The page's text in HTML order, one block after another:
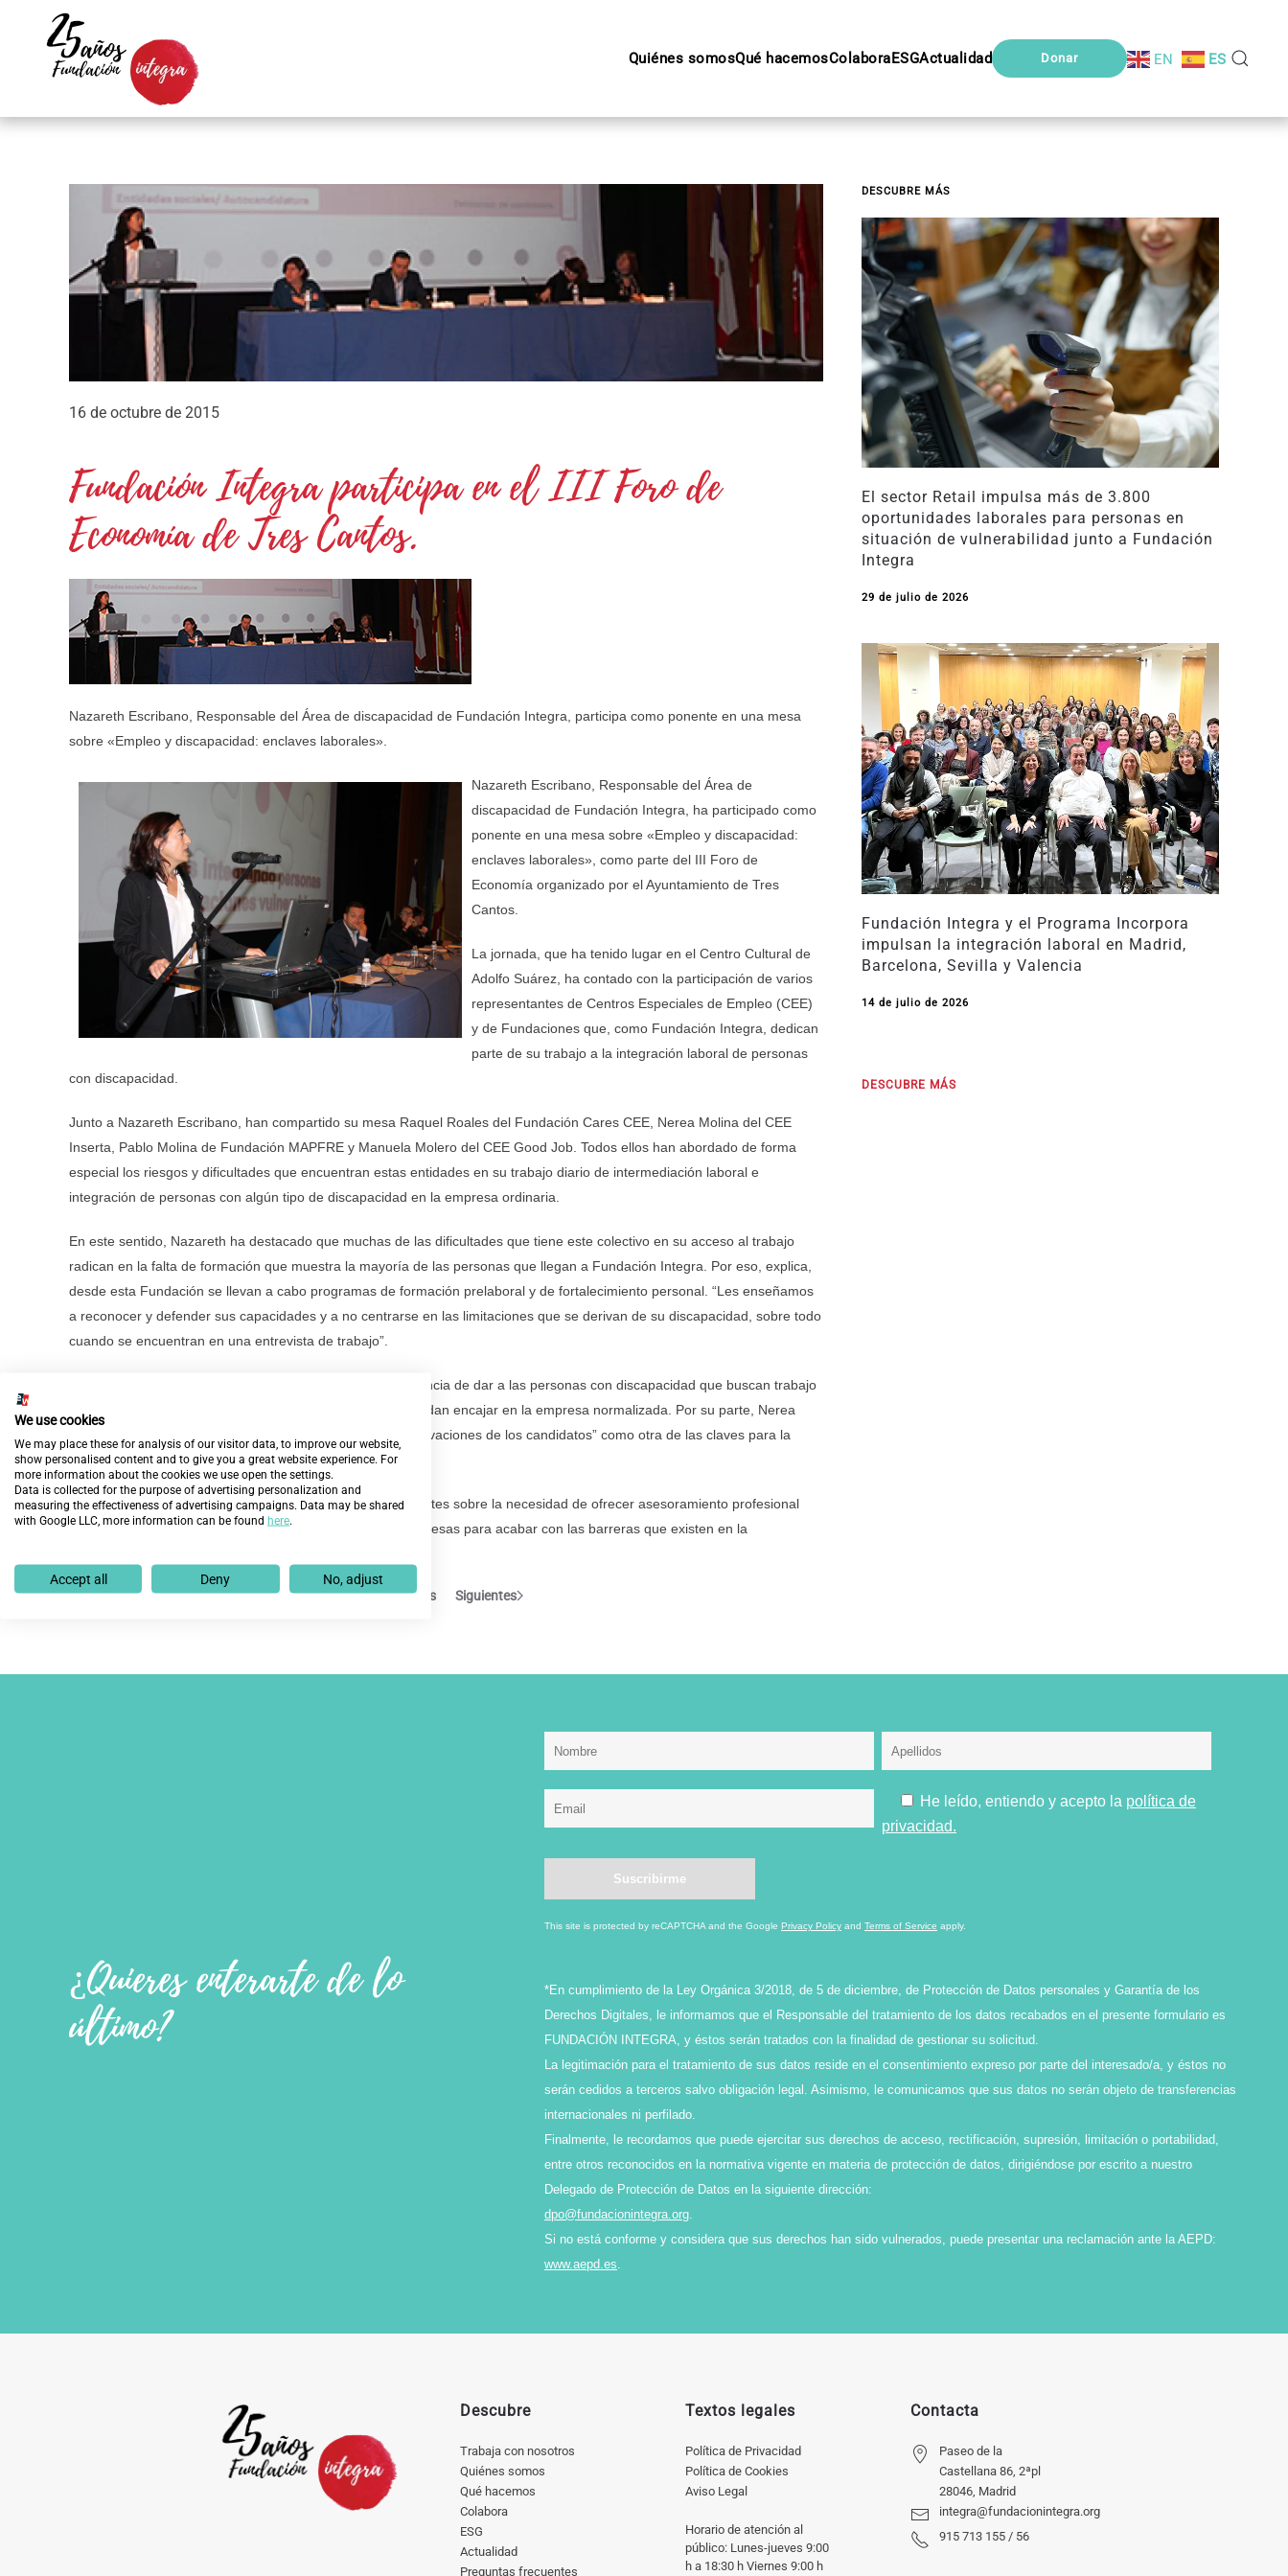
Skip to main content
Quiénes somosQué hacemosColaboraESGActualidad Donar EN ES
16 de octubre de 2015
Fundación Integra participa en el III Foro de
Economía de Tres Cantos.
Nazareth Escribano, Responsable del Área de discapacidad de Fundación Integra, participa como ponente en una mesa
sobre «Empleo y discapacidad: enclaves laborales».
Nazareth Escribano, Responsable del Área de
discapacidad de Fundación Integra, ha participado como
ponente en una mesa sobre «Empleo y discapacidad:
enclaves laborales», como parte del III Foro de
Economía organizado por el Ayuntamiento de Tres
Cantos.
La jornada, que ha tenido lugar en el Centro Cultural de
Adolfo Suárez, ha contado con la participación de varios
representantes de Centros Especiales de Empleo (CEE)
y de Fundaciones que, como Fundación Integra, dedican
parte de su trabajo a la integración laboral de personas
con discapacidad.
Junto a Nazareth Escribano, han compartido su mesa Raquel Roales del Fundación Cares CEE, Nerea Molina del CEE
Inserta, Pablo Molina de Fundación MAPFRE y Manuela Molero del CEE Good Job. Todos ellos han abordado de forma
especial los riesgos y dificultades que encuentran estas entidades en su trabajo diario de intermediación laboral e
integración de personas con algún tipo de discapacidad en la empresa ordinaria.
En este sentido, Nazareth ha destacado que muchas de las dificultades que tiene este colectivo en su acceso al trabajo
radican en la falta de formación que muestra la mayoría de las personas que llegan a Fundación Integra. Por eso, explica,
desde esta Fundación se llevan a cabo programas de formación prelaboral y de fortalecimiento personal. “Les enseñamos
a reconocer y defender sus capacidades y a no centrarse en las limitaciones que se derivan de su discapacidad, sobre todo
cuando se encuentran en una entrevista de trabajo”.
En la misma línea, Raquel Roales ha subrayado la importancia de dar a las personas con discapacidad que buscan trabajo
“las habilidades competentes y competitivas” para que puedan encajar en la empresa normalizada. Por su parte, Nerea
Molina ha identificado “la atención a las preferencias y motivaciones de los candidatos” como otra de las claves para la
integración real en la empresa.
La jornada ha concluido con un debate abierto a los asistentes sobre la necesidad de ofrecer asesoramiento profesional
sobre integración de personas con discapacidad a las empresas para acabar con las barreras que existen en la
Anteriores Siguientes
DESCUBRE MÁS
El sector Retail impulsa más de 3.800
oportunidades laborales para personas en
situación de vulnerabilidad junto a Fundación
Integra
29 de julio de 2026
Fundación Integra y el Programa Incorpora
impulsan la integración laboral en Madrid,
Barcelona, Sevilla y Valencia
14 de julio de 2026
DESCUBRE MÁS
¿Quieres enterarte de lo
último?
He leído, entiendo y acepto la política de
privacidad.
This site is protected by reCAPTCHA and the Google Privacy Policy and Terms of Service apply.
*En cumplimiento de la Ley Orgánica 3/2018, de 5 de diciembre, de Protección de Datos personales y Garantía de los
Derechos Digitales, le informamos que el Responsable del tratamiento de los datos recabados en el presente formulario es
FUNDACIÓN INTEGRA, y éstos serán tratados con la finalidad de gestionar su solicitud.
La legitimación para el tratamiento de sus datos reside en el consentimiento expreso por parte del interesado/a, y éstos no
serán cedidos a terceros salvo obligación legal. Asimismo, le comunicamos que sus datos no serán objeto de transferencias
internacionales ni perfilado.
Finalmente, le recordamos que puede ejercitar sus derechos de acceso, rectificación, supresión, limitación o portabilidad,
entre otros reconocidos en la normativa vigente en materia de protección de datos, dirigiéndose por escrito a nuestro
Delegado de Protección de Datos en la siguiente dirección:
dpo@fundacionintegra.org.
Si no está conforme y considera que sus derechos han sido vulnerados, puede presentar una reclamación ante la AEPD:
www.aepd.es.
Descubre
Trabaja con nosotros
Quiénes somos
Qué hacemos
Colabora
ESG
Actualidad
Preguntas frecuentes
Textos legales
Política de Privacidad
Política de Cookies
Aviso Legal
Horario de atención al
público: Lunes-jueves 9:00
h a 18:30 h Viernes 9:00 h
Contacta
Paseo de la
Castellana 86, 2ªpl
28046, Madrid
integra@fundacionintegra.org
915 713 155 / 56
We use cookies
We may place these for analysis of our visitor data, to improve our website,
show personalised content and to give you a great website experience. For
more information about the cookies we use open the settings.
Data is collected for the purpose of advertising personalization and
measuring the effectiveness of advertising campaigns. Data may be shared
with Google LLC, more information can be found here.
Accept all Deny No, adjust